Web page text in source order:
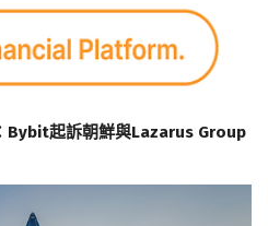
Bybit起訴朝鮮與Lazarus Group